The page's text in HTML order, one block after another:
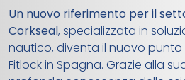
Un nuovo riferimento per il
Corkseal, specializzata in
nautico, diventa il nuovo punto
Fitlock in Spagna. Grazie alla